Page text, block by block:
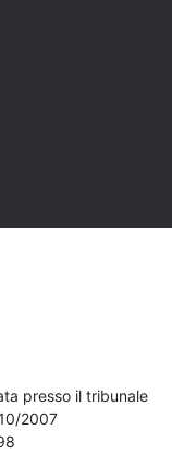
presso il tribunale
2007